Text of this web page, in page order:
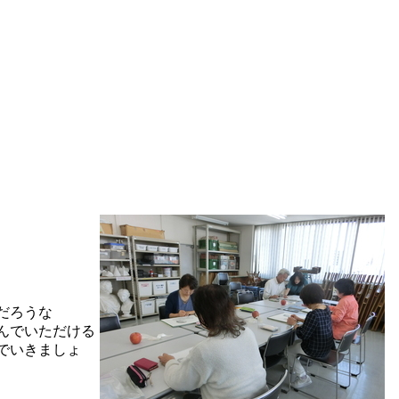
ろうな
でいただける
いきましょ